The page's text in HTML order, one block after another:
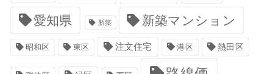
愛知県 新築 新築マンション
昭和区 東区 注文住宅 港区 熱田区